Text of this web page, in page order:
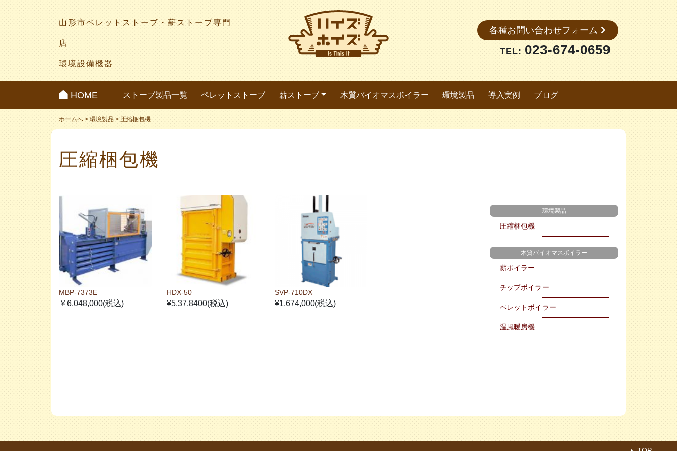
山形市ペレットストーブ・薪ストーブ専門
店
環境設備機器
各種お問い合わせフォーム
TEL:023-674-0659
HOME ストーブ製品一覧 ペレットストーブ 薪ストーブ 木質バイオマスボイラー 環境製品 導入実例 ブログ
ホームへ>環境製品>圧縮梱包機
圧縮梱包機
MBP-7373E
￥6,048,000(税込)
HDX-50
¥5,37,8400(税込)
SVP-710DX
¥1,674,000(税込)
環境製品
圧縮梱包機
木質バイオマスボイラー
薪ボイラー
チップボイラー
ペレットボイラー
温風暖房機